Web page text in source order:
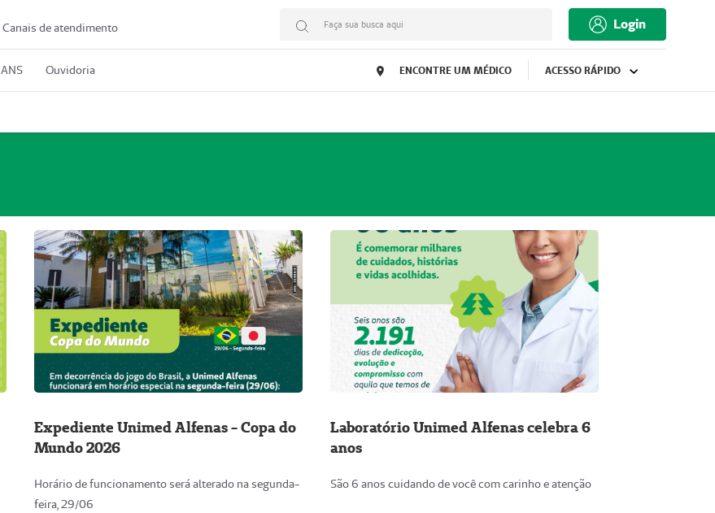
Canais de atendimento Faça sua busca aqui Login
ANS Ouvidoria ENCONTRE UM MÉDICO ACESSO RÁPIDO
Expediente Unimed Alfenas - Copa do
Mundo 2026
Horário de funcionamento será alterado na segunda-
feira, 29/06
Laboratório Unimed Alfenas celebra 6
anos
São 6 anos cuidando de você com carinho e atenção